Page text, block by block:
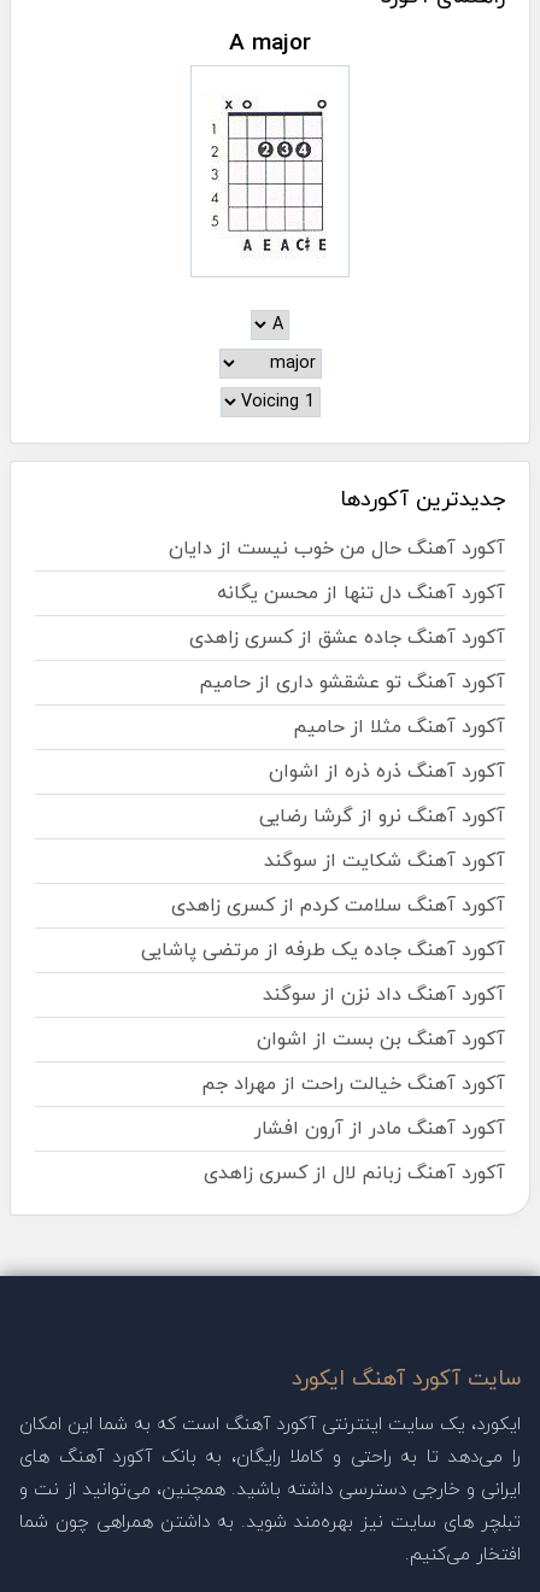
A major
جدیدترین آکوردها
آکورد آهنگ حال من خوب نیست از دایان
آکورد آهنگ دل تنها از محسن یگانه
آکورد آهنگ جاده عشق از کسری زاهدی
آکورد آهنگ تو عشقشو داری از حامیم
آکورد آهنگ مثلا از حامیم
آکورد آهنگ ذره ذره از اشوان
آکورد آهنگ نرو از گرشا رضایی
آکورد آهنگ شکایت از سوگند
آکورد آهنگ سلامت کردم از کسری زاهدی
آکورد آهنگ جاده یک طرفه از مرتضی پاشایی
آکورد آهنگ داد نزن از سوگند
آکورد آهنگ بن بست از اشوان
آکورد آهنگ خیالت راحت از مهراد جم
آکورد آهنگ مادر از آرون افشار
آکورد آهنگ زبانم لال از کسری زاهدی
سایت آکورد آهنگ ایکورد
ایکورد، یک سایت اینترنتی آکورد آهنگ است که به شما این امکان
را می‌دهد تا به راحتی و کاملا رایگان، به بانک آکورد آهنگ های
ایرانی و خارجی دسترسی داشته باشید. همچنین، می‌توانید از نت و
تبلچر های سایت نیز بهره‌مند شوید. به داشتن همراهی چون شما
افتخار می‌کنیم.